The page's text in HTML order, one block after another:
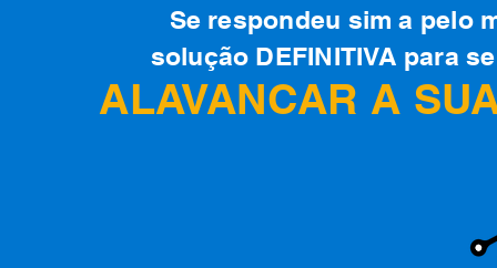
Se respondeu sim a pelo
solução DEFINITIVA para
ALAVANCAR A